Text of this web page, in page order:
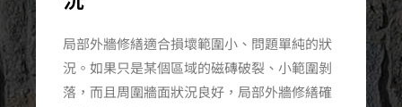
局部外牆修繕適合損壞範圍小、問題單純的狀
況。如果只是某個區域的磁磚破裂、小範圍剝
落，而且周圍牆面狀況良好，局部外牆修繕確